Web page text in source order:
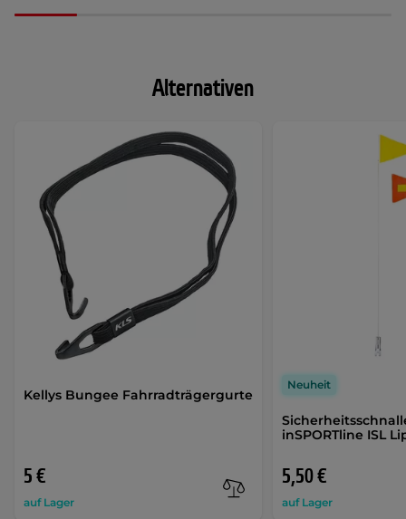
Alternativen
Kellys Bungee Fahrradträgergurte
5 €
auf Lager
inSPORTline ISL
5,50 €
auf Lager
Neuheit